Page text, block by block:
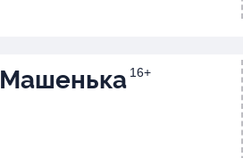
Машенька 16+